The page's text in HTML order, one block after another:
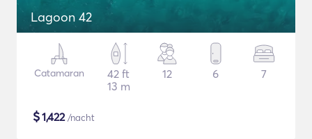
Lagoon 42
Catamaran
42 ft
13 m
12 6 7
$1,422/nacht